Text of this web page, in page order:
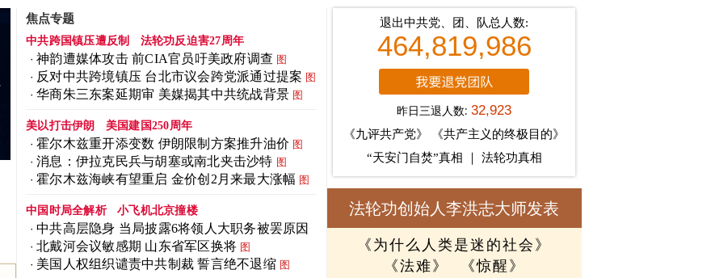
焦点专题
中共跨国镇压遭反制 法轮功反迫害27周年
神韵遭媒体攻击 前CIA官员吁美政府调查 图
反对中共跨境镇压 台北市议会跨党派通过提案 图
华商朱三东案延期审 美媒揭其中共统战背景 图
美以打击伊朗 美国建国250周年
霍尔木兹重开添变数 伊朗限制方案推升油价 图
消息：伊拉克民兵与胡塞或南北夹击沙特 图
霍尔木兹海峡有望重启 金价创2月来最大涨幅 图
中国时局全解析 小飞机北京撞楼
中共高层隐身 当局披露6将领人大职务被罢原因
图
北戴河会议敏感期 山东省军区换将 图
美国人权组织谴责中共制裁 誓言绝不退缩 图
退出中共党、团、队总人数:
464,819,986
昨日三退人数:32,923
《九评共产党》
《共产主义的终极目的》
“天安门自焚”真相
法轮功真相
法轮功创始人李洪志大师发表
《为什么人类是迷的社会》
《法难》
《惊醒》